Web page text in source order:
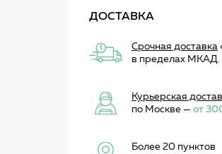
ДОСТАВКА
Срочная доставка
в пределах МКАД.
Курьерская
по Москве — от
Более 20 пунктов